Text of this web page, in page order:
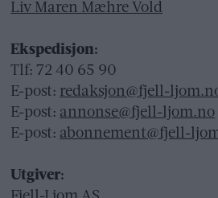
Liv Maren Mæhre Vold
Ekspedisjon:
Tlf: 72 40 65 90
E-post: redaksjon@fjell-
E-post: annonse@fjell-ljom.no
E-post: abonnement@fjell-
Utgiver: